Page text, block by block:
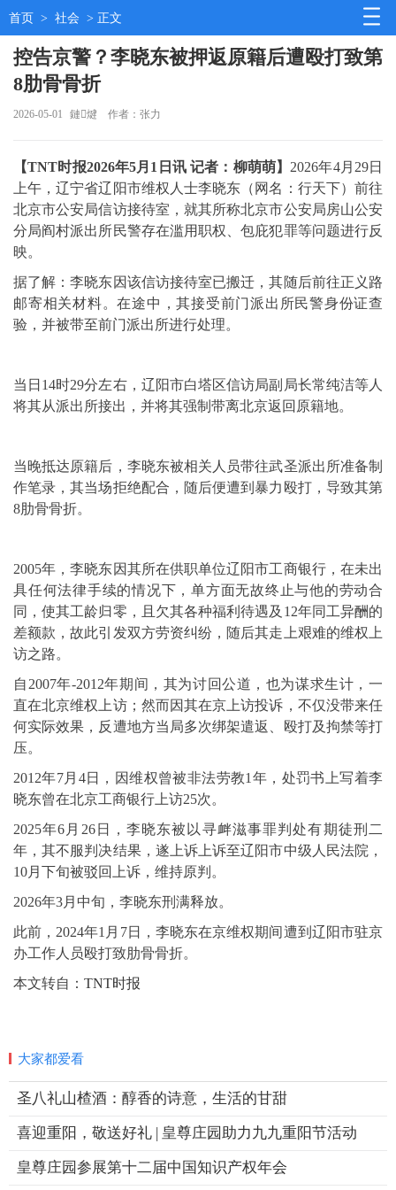
首页 > 社会 > 正文
控告京警？李晓东被押返原籍后遭殴打致第
8肋骨骨折
2026-05-01 鏈煡 作者：张力
【TNT时报2026年5月1日讯 记者：柳萌萌】 2026年4月29日
上午，辽宁省辽阳市维权人士李晓东（网名：行天下）前往
北京市公安局信访接待室，就其所称北京市公安局房山公安
分局阎村派出所民警存在滥用职权、包庇犯罪等问题进行反
映。
据了解：李晓东因该信访接待室已搬迁，其随后前往正义路
邮寄相关材料。在途中，其接受前门派出所民警身份证查
验，并被带至前门派出所进行处理。
当日14时29分左右，辽阳市白塔区信访局副局长常纯洁等人
将其从派出所接出，并将其强制带离北京返回原籍地。
当晚抵达原籍后，李晓东被相关人员带往武圣派出所准备制
作笔录，其当场拒绝配合，随后便遭到暴力殴打，导致其第
8肋骨骨折。
2005年，李晓东因其所在供职单位辽阳市工商银行，在未出
具任何法律手续的情况下，单方面无故终止与他的劳动合
同，使其工龄归零，且欠其各种福利待遇及12年同工异酬的
差额款，故此引发双方劳资纠纷，随后其走上艰难的维权上
访之路。
自2007年-2012年期间，其为讨回公道，也为谋求生计，一
直在北京维权上访；然而因其在京上访投诉，不仅没带来任
何实际效果，反遭地方当局多次绑架遣返、殴打及拘禁等打
压。
2012年7月4日，因维权曾被非法劳教1年，处罚书上写着李
晓东曾在北京工商银行上访25次。
2025年6月26日，李晓东被以寻衅滋事罪判处有期徒刑二
年，其不服判决结果，遂上诉上诉至辽阳市中级人民法院，
10月下旬被驳回上诉，维持原判。
2026年3月中旬，李晓东刑满释放。
此前，2024年1月7日，李晓东在京维权期间遭到辽阳市驻京
办工作人员殴打致肋骨骨折。
本文转自： TNT时报
大家都爱看
圣八礼山楂酒：醇香的诗意，生活的甘甜
喜迎重阳，敬送好礼 | 皇尊庄园助力九九重阳节活动
皇尊庄园参展第十二届中国知识产权年会